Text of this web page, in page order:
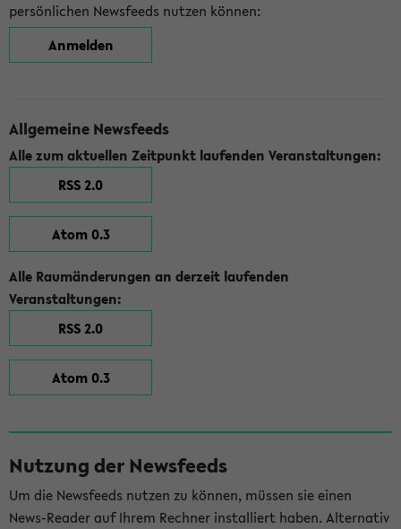
persönlichen Newsfeeds nutzen können:
Anmelden
Allgemeine Newsfeeds
Alle zum aktuellen Zeitpunkt laufenden Veranstaltungen:
RSS 2.0
Atom 0.3
Alle Raumänderungen an derzeit laufenden
Veranstaltungen:
RSS 2.0
Atom 0.3
Nutzung der Newsfeeds
Um die Newsfeeds nutzen zu können, müssen sie einen
News-Reader auf Ihrem Rechner installiert haben. Alternativ